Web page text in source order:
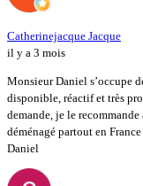
Catherinejacque Jacque
il y a 3 mois
Monsieur Daniel s’occupe
disponible, réactif et très
demande, je le
déménagé partout en
Daniel